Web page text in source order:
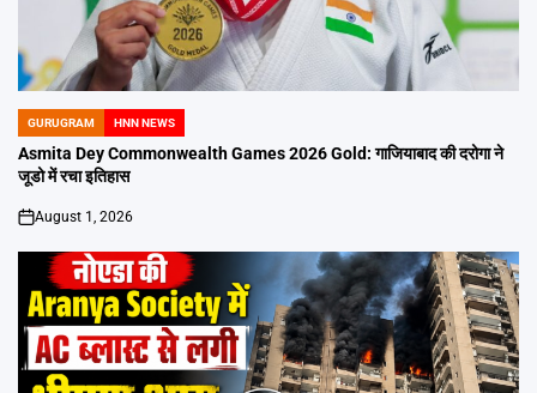
POSTED
IN
GURUGRAM HNN NEWS
Asmita Dey Commonwealth Games 2026 Gold: गाजियाबाद की दरोगा ने
जूडो में रचा इतिहास
on
August 1, 2026